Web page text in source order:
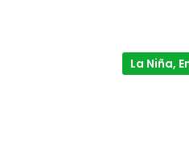
La Niña,